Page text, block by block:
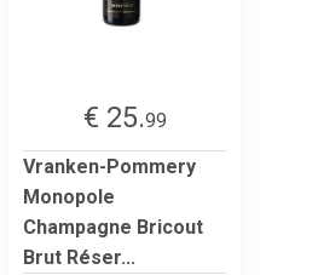
€ 25.99
Vranken-Pommery
Monopole
Champagne Bricout
Brut Réser...